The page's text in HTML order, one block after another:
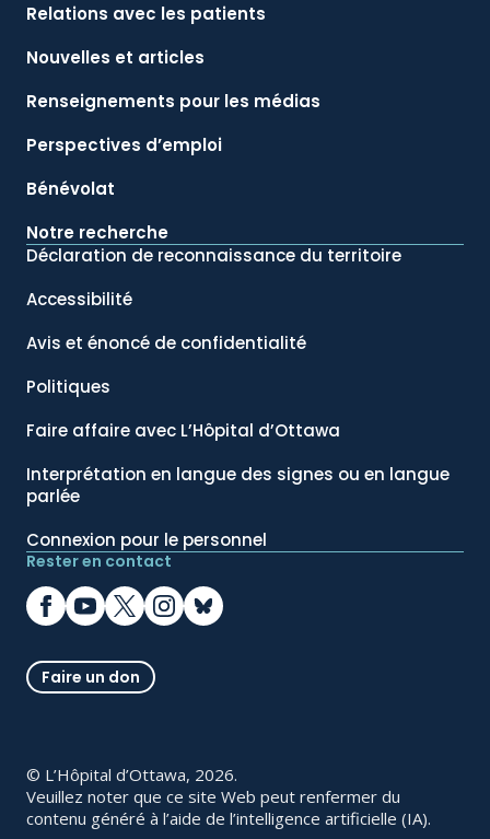
Relations avec les patients
Nouvelles et articles
Renseignements pour les médias
Perspectives d’emploi
Bénévolat
Notre recherche
Déclaration de reconnaissance du territoire
Accessibilité
Avis et énoncé de confidentialité
Politiques
Faire affaire avec L’Hôpital d’Ottawa
Interprétation en langue des signes ou en langue
parlée
Connexion pour le personnel
Rester en contact
Faire un don
© L’Hôpital d’Ottawa, 2026.
Veuillez noter que ce site Web peut renfermer du
contenu généré à l’aide de l’intelligence artificielle (IA).